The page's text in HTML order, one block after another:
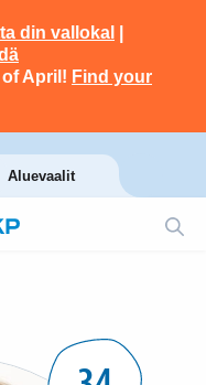
din vallokal
of April! Find your
Aluevaalit